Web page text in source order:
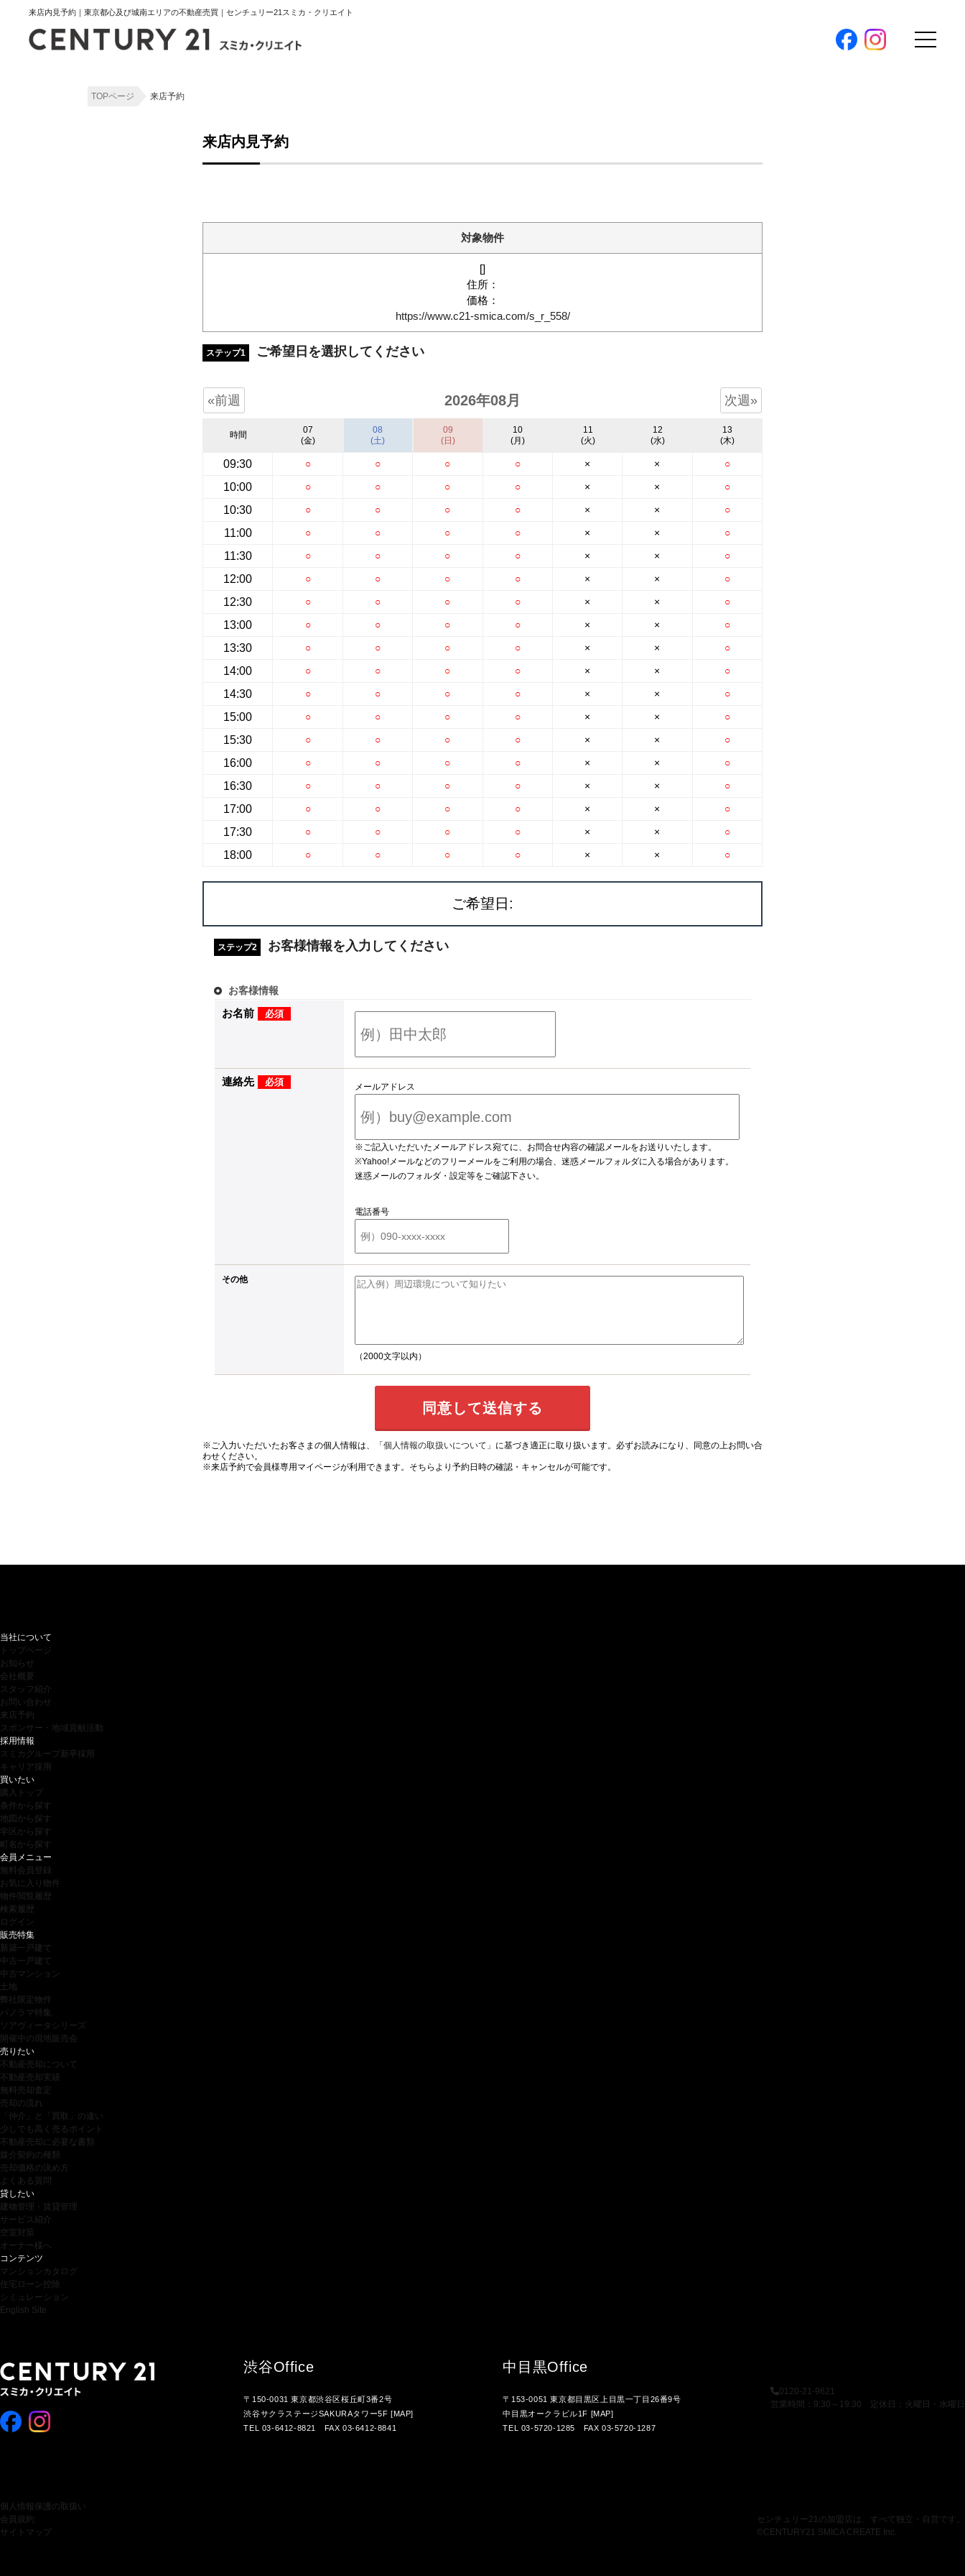
来店内見予約｜東京都心及び城南エリアの不動産売買｜センチュリー21スミカ・クリエイト
スタッフ紹介
個人情報保護の取扱い サイトマップ
TOPページ 来店予約
来店内見予約
対象物件
[]
住所：
価格：
https://www.c21-smica.com/s_r_558/
ステップ1 ご希望日を選択してください
«前週 2026年08月 次週»
時間
09:30
10:00
10:30
11:00
11:30
12:00
12:30
13:00
13:30
14:00
14:30
15:00
15:30
16:00
16:30
17:00
17:30
18:00
07
(金)
○
○
○
○
○
○
○
○
○
○
○
○
○
○
○
○
○
○
08
(土)
○
○
○
○
○
○
○
○
○
○
○
○
○
○
○
○
○
○
09
(日)
○
○
○
○
○
○
○
○
○
○
○
○
○
○
○
○
○
○
10
(月)
○
○
○
○
○
○
○
○
○
○
○
○
○
○
○
○
○
○
11
(火)
×
×
×
×
×
×
×
×
×
×
×
×
×
×
×
×
×
×
12
(水)
×
×
×
×
×
×
×
×
×
×
×
×
×
×
×
×
×
×
13
(木)
○
○
○
○
○
○
○
○
○
○
○
○
○
○
○
○
○
○
ご希望日:
ステップ2 お客様情報を入力してください
お客様情報
お名前 必須
連絡先 必須 メールアドレス
※ご記入いただいたメールアドレス宛てに、お問合せ内容の確認メールをお送りいたします。
※Yahoo!メールなどのフリーメールをご利用の場合、迷惑メールフォルダに入る場合があります。
迷惑メールのフォルダ・設定等をご確認下さい。
電話番号
その他
（2000文字以内）
※ご入力いただいたお客さまの個人情報は、 「個人情報の取扱いについて」 に基づき適正に取り扱います。必ずお読みになり、同意の上お問い合
わせください。
※来店予約で会員様専用マイページが利用できます。そちらより予約日時の確認・キャンセルが可能です。
当社について
トップページ
お知らせ
会社概要
スタッフ紹介
お問い合わせ
来店予約
スポンサー・地域貢献活動
採用情報
スミカグループ新卒採用
キャリア採用
買いたい
購入トップ
条件から探す
地図から探す
学区から探す
町名から探す
会員メニュー
無料会員登録
お気に入り物件
物件閲覧履歴
検索履歴
ログイン
販売特集
新築一戸建て
中古一戸建て
中古マンション
土地
弊社限定物件
パノラマ特集
ソアヴィータシリーズ
開催中の現地販売会
売りたい
不動産売却について
不動産売却実績
無料売却査定
売却の流れ
「仲介」と「買取」の違い
少しでも高く売るポイント
不動産売却に必要な書類
媒介契約の種類
売却価格の決め方
よくある質問
貸したい
建物管理・賃貸管理
サービス紹介
空室対策
オーナー様へ
コンテンツ
マンションカタログ
住宅ローン控除
シミュレーション
English Site
渋谷Office
〒150-0031 東京都渋谷区桜丘町3番2号
渋谷サクラステージSAKURAタワー5F [MAP]
TEL 03-6412-8821 FAX 03-6412-8841
中目黒Office
〒153-0051 東京都目黒区上目黒一丁目26番9号
中目黒オークラビル1F [MAP]
TEL 03-5720-1285 FAX 03-5720-1287
0120-21-9621
営業時間：9:30～19:30 定休日：火曜日・水曜日
個人情報保護の取扱い
会員規約
サイトマップ
センチュリー21の加盟店は、すべて独立・自営です。
©CENTURY21 SMICA CREATE Inc.